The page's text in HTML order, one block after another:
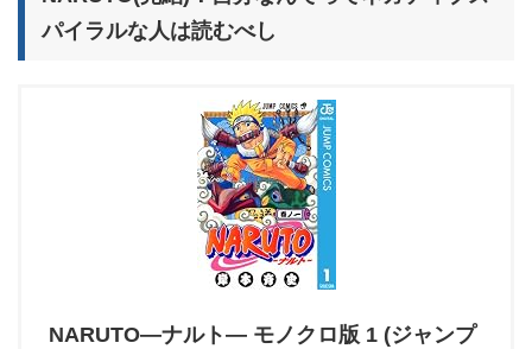
パイラルな人は読むべし
NARUTO―ナルト― モノクロ版 1 (ジャンプ